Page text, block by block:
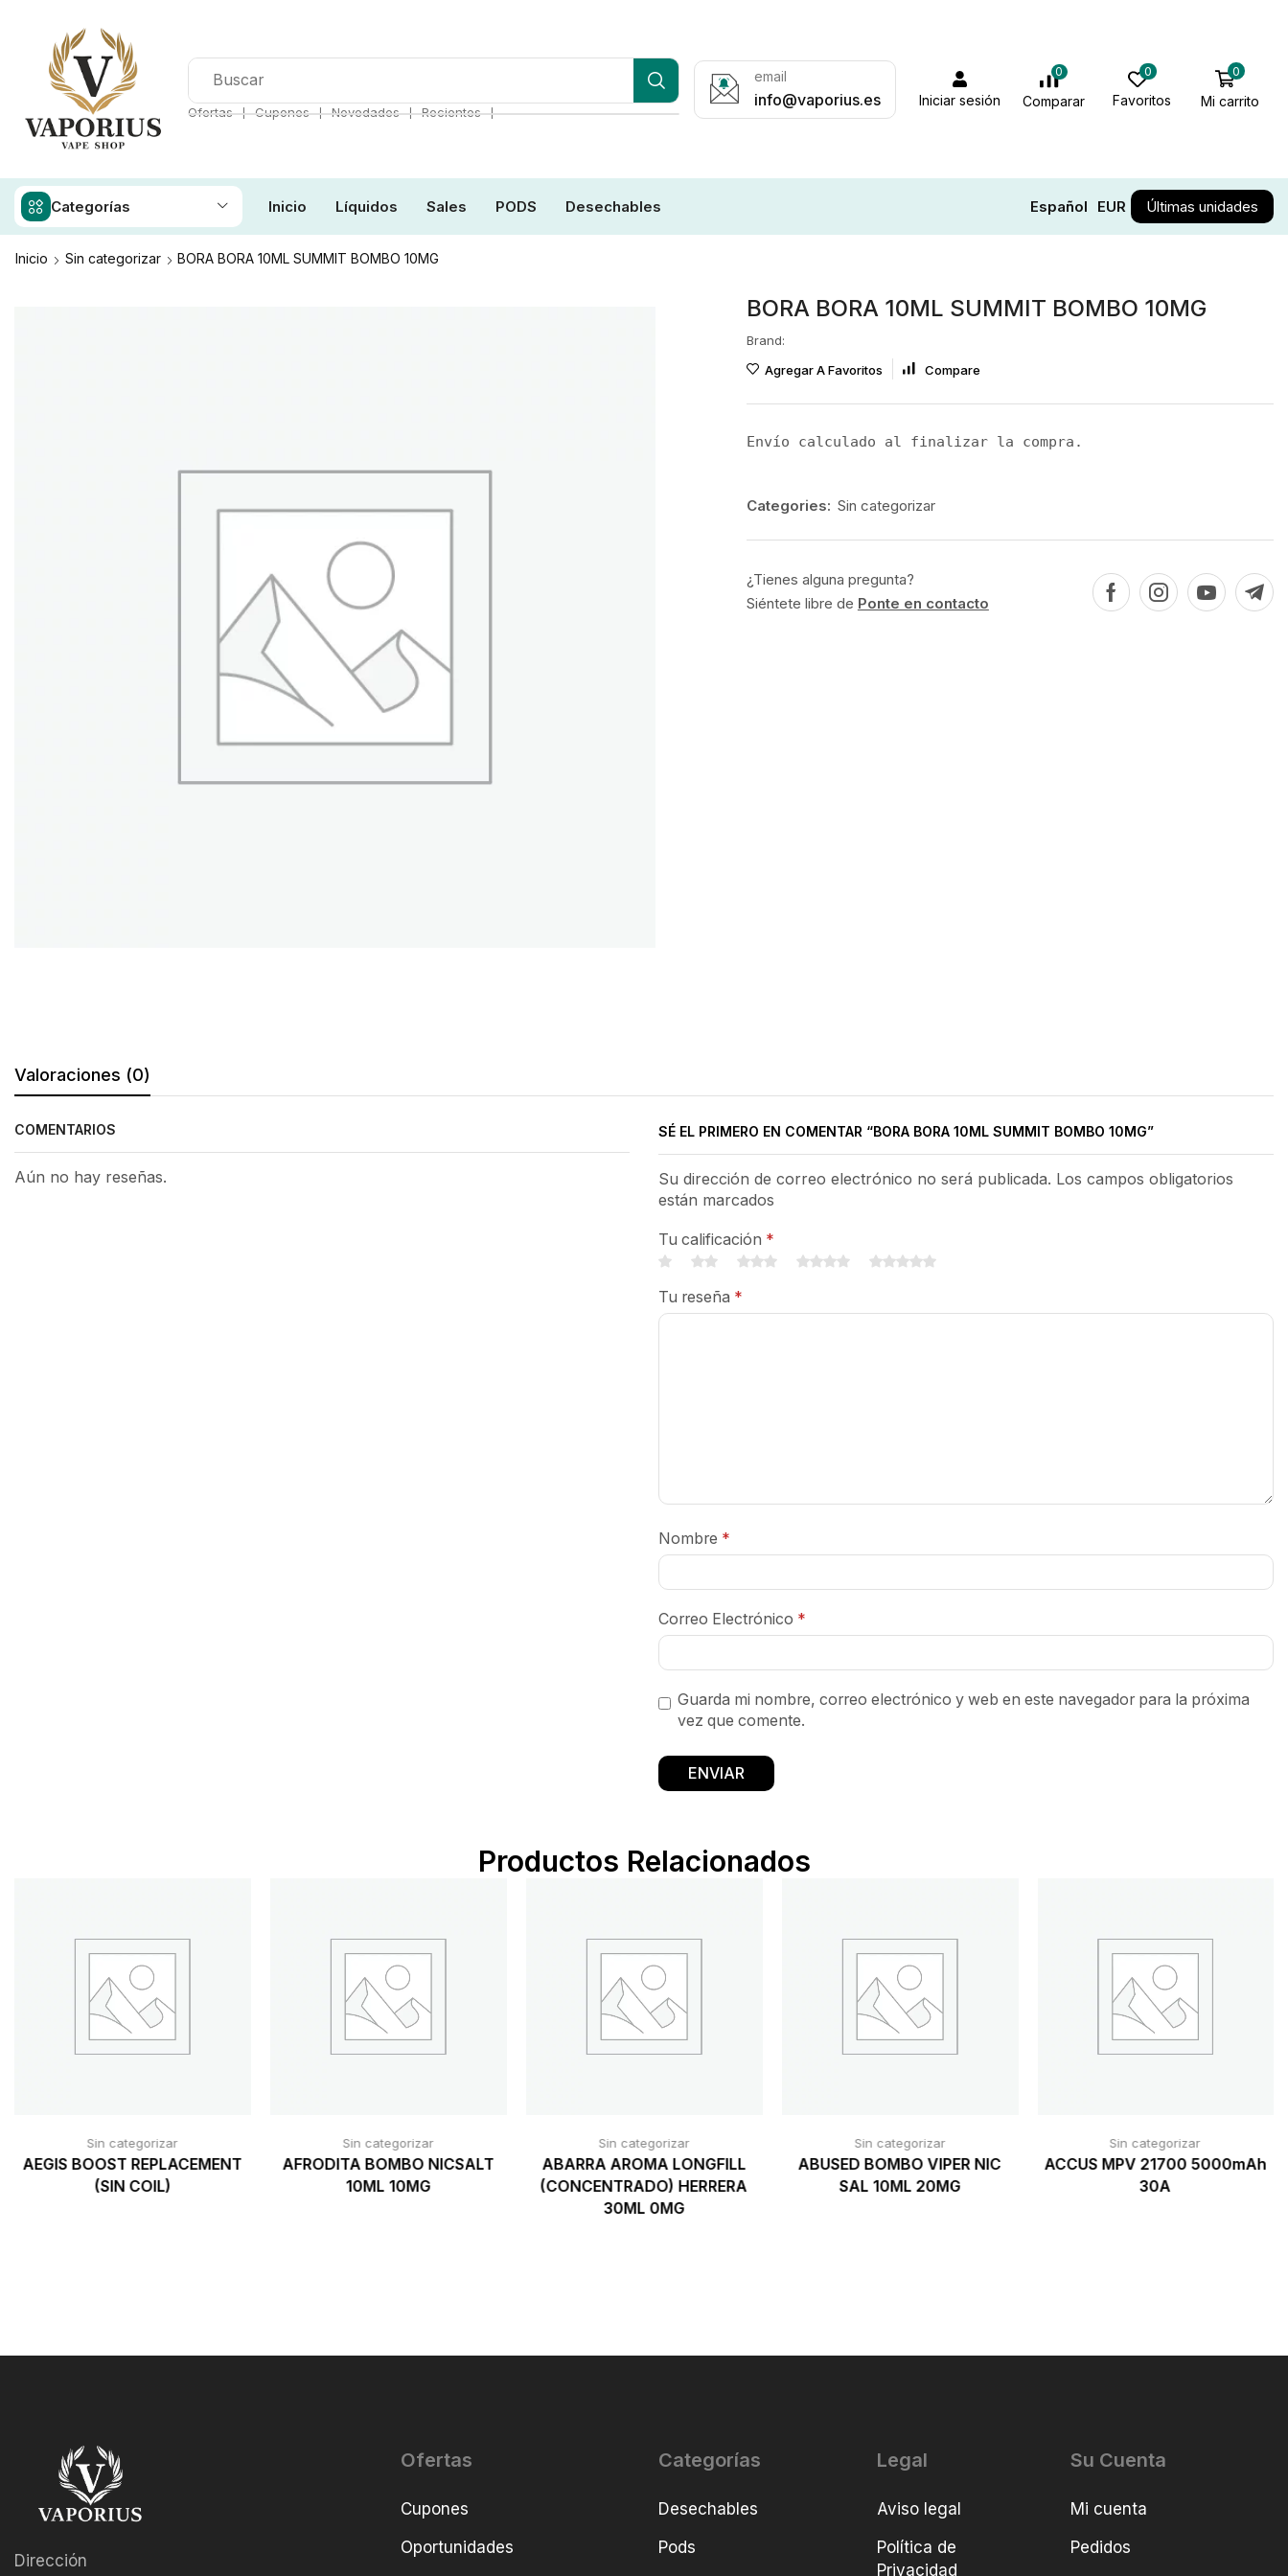
Ofertas ❘ Cupones ❘ Novedades ❘ Recientes ❘
email
info@vaporius.es Iniciar sesión
0
Comparar
0
Favoritos
0
Mi carrito
Categorías Inicio Líquidos Sales PODS Desechables Español EUR Últimas unidades
Inicio Sin categorizar BORA BORA 10ML SUMMIT BOMBO 10MG
BORA BORA 10ML SUMMIT BOMBO 10MG
Brand:
Agregar A Favoritos
Compare
Envío calculado al finalizar la compra.
Categories: Sin categorizar
¿Tienes alguna pregunta?
Siéntete libre de Ponte en contacto
Valoraciones (0)
COMENTARIOS
Aún no hay reseñas.
SÉ EL PRIMERO EN COMENTAR “BORA BORA 10ML SUMMIT BOMBO 10MG”
Su dirección de correo electrónico no será publicada. Los campos obligatorios
están marcados
Tu calificación *
Tu reseña *
Nombre *
Correo Electrónico *
Guarda mi nombre, correo electrónico y web en este navegador para la próxima
vez que comente.
Productos Relacionados
Sin categorizar
AEGIS BOOST REPLACEMENT
(SIN COIL)
Sin categorizar
AFRODITA BOMBO NICSALT
10ML 10MG
Sin categorizar
ABARRA AROMA LONGFILL
(CONCENTRADO) HERRERA
30ML 0MG
Sin categorizar
ABUSED BOMBO VIPER NIC
SAL 10ML 20MG
Sin categorizar
ACCUS MPV 21700 5000mAh
30A
Dirección
Ofertas
Cupones
Oportunidades
Categorías
Desechables
Pods
Legal
Aviso legal
Política de
Privacidad
Su Cuenta
Mi cuenta
Pedidos